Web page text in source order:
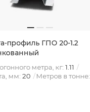
профиль ГПО 20-1.2
метра, кг: 1.11
мм: 20
Метров в тонне: